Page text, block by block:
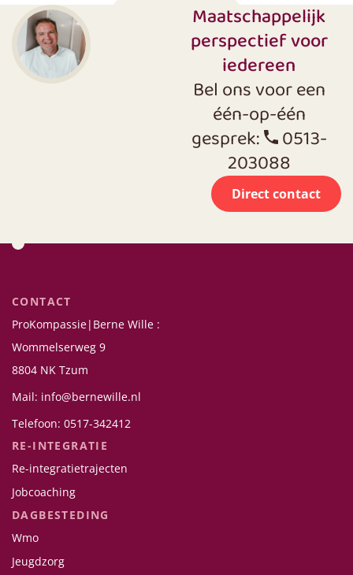
Maatschappelijk
perspectief voor
iedereen
Bel ons voor een
één-op-één
gesprek: 0513-
203088
Direct contact
CONTACT
ProKompassie|Berne Wille :
Wommelserweg 9
8804 NK Tzum
Mail: info@bernewille.nl
Telefoon: 0517-342412
RE-INTEGRATIE
Re-integratietrajecten
Jobcoaching
DAGBESTEDING
Wmo
Jeugdzorg